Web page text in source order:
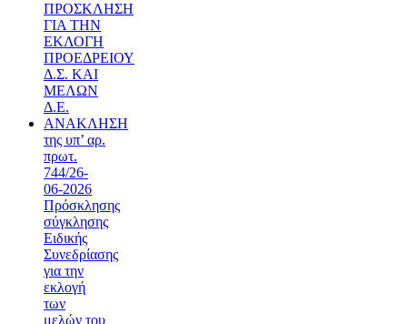
ΠΡΟΣΚΛΗΣΗ
ΓΙΑ ΤΗΝ
ΕΚΛΟΓΗ
ΠΡΟΕΔΡΕΙΟΥ
Δ.Σ. ΚΑΙ
ΜΕΛΩΝ
Δ.Ε.
ΑΝΑΚΛΗΣΗ
της υπ’ αρ.
πρωτ.
744/26-
06-2026
Πρόσκλησης
σύγκλησης
Ειδικής
Συνεδρίασης
για την
εκλογή
των
μελών του